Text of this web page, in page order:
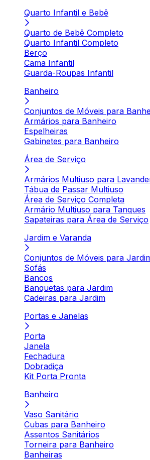
Quarto Infantil e Bebê
Quarto de Bebê Completo
Quarto Infantil Completo
Berço
Cama Infantil
Guarda-Roupas Infantil
Banheiro
Conjuntos de Móveis para
Armários para Banheiro
Espelheiras
Gabinetes para Banheiro
Área de Serviço
Armários Multiuso para
Tábua de Passar Multiuso
Área de Serviço Completa
Armário Multiuso para Tanques
Sapateiras para Área de Serviço
Jardim e Varanda
Conjuntos de Móveis para
Sofás
Bancos
Banquetas para Jardim
Cadeiras para Jardim
Portas e Janelas
Porta
Janela
Fechadura
Dobradiça
Kit Porta Pronta
Banheiro
Vaso Sanitário
Cubas para Banheiro
Assentos Sanitários
Torneira para Banheiro
Banheiras